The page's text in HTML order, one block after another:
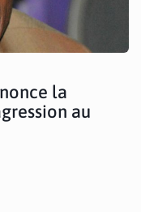
la
au